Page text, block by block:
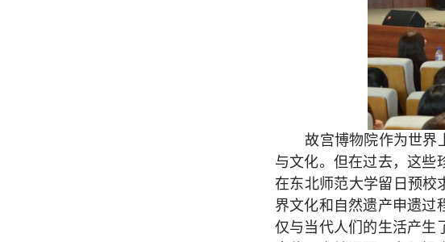
故宫博物院作为世界
与文化。但在过去，这些
在东北师范大学留日预校
界文化和自然遗产申遗过
仅与当代人们的生活产生